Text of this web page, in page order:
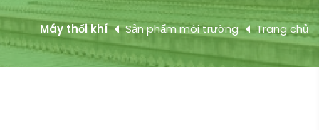
Trang chủ
Sản phẩm môi trường
Máy thổi khí